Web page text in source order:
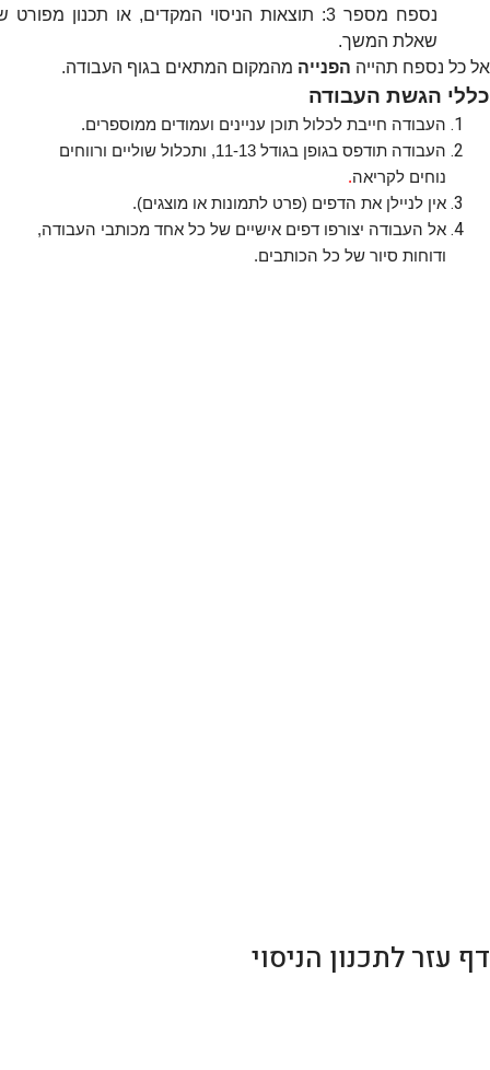
נספח מספר 3:
תוצאות הניסוי המקדים, או תכנון מפורט
שאלת המשך.
אל כל נספח תהייה הפנייה מהמקום המתאים בגוף העבודה.
כללי הגשת העבודה
העבודה חייבת לכלול תוכן עניינים ועמודים ממוספרים.
העבודה תודפס בגופן בגודל 11-13, ותכלול שוליים ורווחים
נוחים לקריאה.
אין לניילן את הדפים (פרט לתמונות או מוצגים).
אל העבודה יצורפו דפים אישיים של כל אחד מכותבי העבודה,
ודוחות סיור של כל הכותבים.
דף עזר לתכנון הניסוי